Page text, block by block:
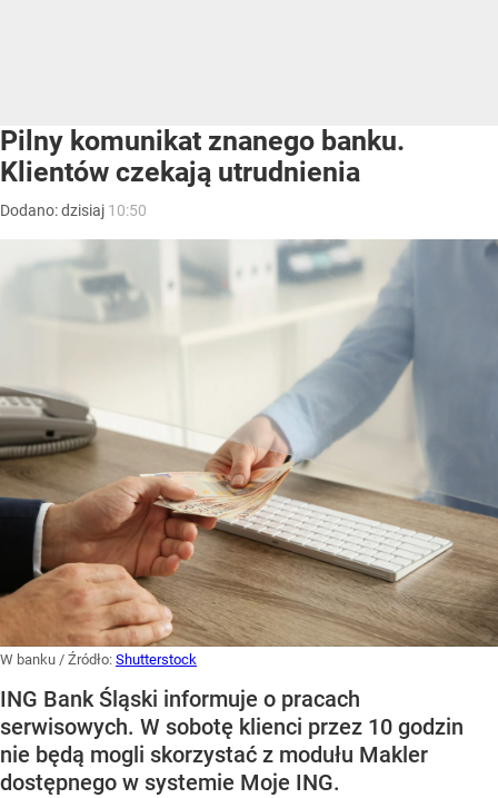
Pilny komunikat znanego banku.
Klientów czekają utrudnienia
Dodano:dzisiaj 10:50
W banku / Źródło: Shutterstock
ING Bank Śląski informuje o pracach
serwisowych. W sobotę klienci przez 10 godzin
nie będą mogli skorzystać z modułu Makler
dostępnego w systemie Moje ING.